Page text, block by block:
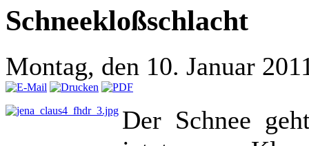
Schneekloßschlacht
Montag, den 10. Januar
Der Schnee